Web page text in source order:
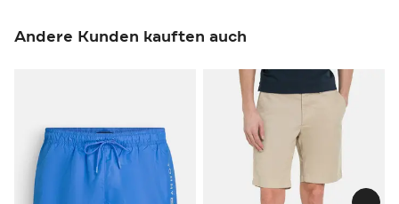
Andere Kunden kauften auch